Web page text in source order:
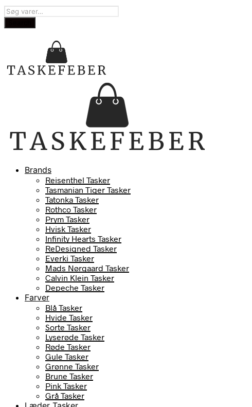
Brands
Reisenthel Tasker
Tasmanian Tiger Tasker
Tatonka Tasker
Rothco Tasker
Prym Tasker
Hvisk Tasker
Infinity Hearts Tasker
ReDesigned Tasker
Everki Tasker
Mads Nørgaard Tasker
Calvin Klein Tasker
Depeche Tasker
Farver
Blå Tasker
Hvide Tasker
Sorte Tasker
Lyserøde Tasker
Røde Tasker
Gule Tasker
Grønne Tasker
Brune Tasker
Pink Tasker
Grå Tasker